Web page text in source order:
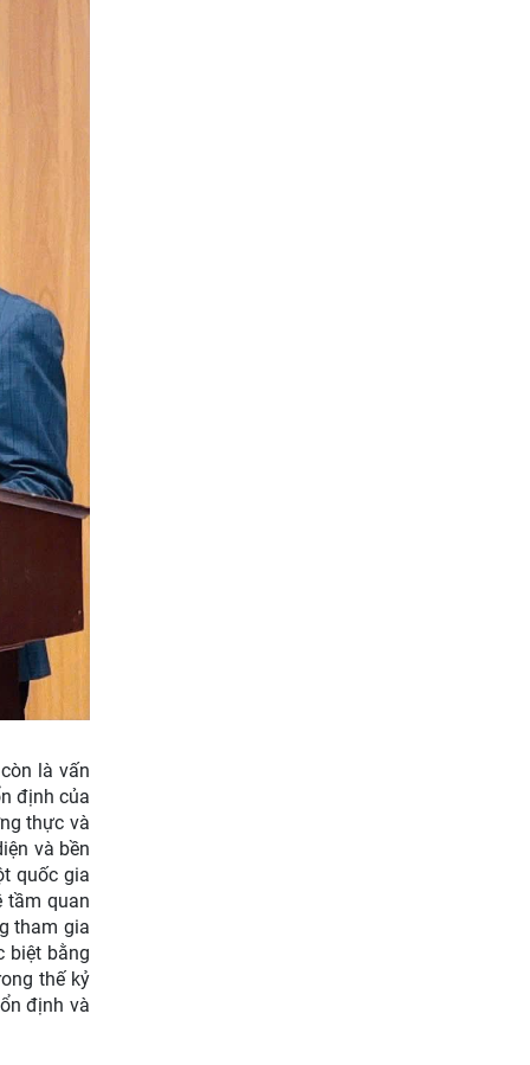
là vấn
định của
thực và
và bền
quốc gia
tầm quan
tham gia
biệt bằng
thế kỷ
định và